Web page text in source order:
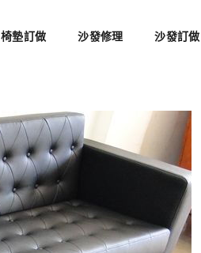
椅墊訂做 沙發修理 沙發訂做